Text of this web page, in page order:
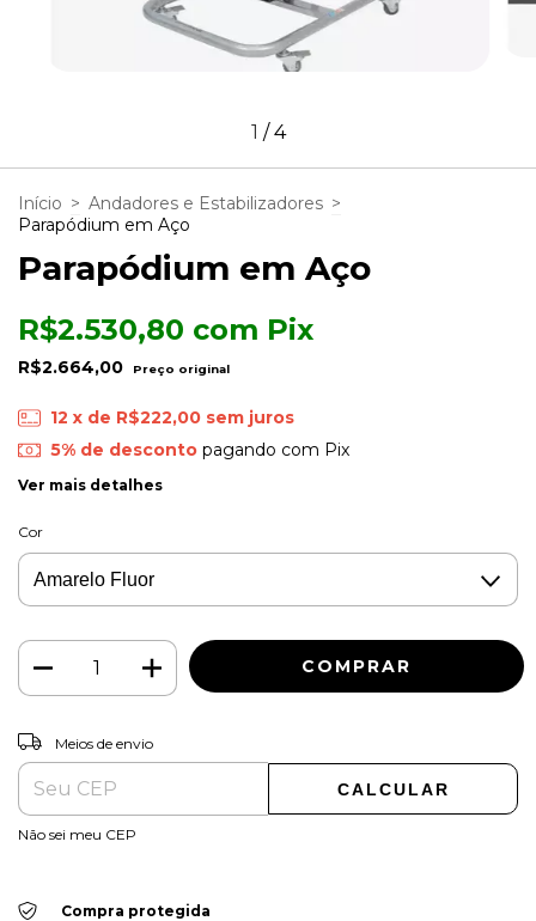
1 /4
Início > Andadores e Estabilizadores >
Parapódium em Aço
Parapódium em Aço
R$2.664,00
R$2.530,80 com Pix
12 x de R$222,00 sem juros
5% de descontopagando com Pix
Ver mais detalhes
Cor
Entregas para o CEP:
Meios de envio
CALCULAR
Não sei meu CEP
Compra protegida